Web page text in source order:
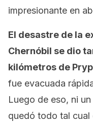
impresionante en
El desastre de la
Chernóbil se dio
kilómetros de
fue evacuada
Luego de eso, ni
quedó todo tal cual